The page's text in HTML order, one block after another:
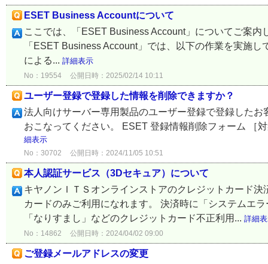
ESET Business Accountについて
ここでは、「ESET Business Account」についてご案
「ESET Business Account」では、以下の作業を実施
による... 詳細表示
No：19554 公開日時：2025/02/14 10:11
ユーザー登録で登録した情報を削除できますか？
法人向けサーバー専用製品のユーザー登録で登録した
おこなってください。 ESET 登録情報削除フォーム ［
細表示
No：30702 公開日時：2024/11/05 10:51
本人認証サービス（3Dセキュア）について
キヤノンＩＴＳオンラインストアのクレジットカード
カードのみご利用になれます。 決済時に「システムエ
「なりすまし」などのクレジットカード不正利用... 詳細
No：14862 公開日時：2024/04/02 09:00
ご登録メールアドレスの変更